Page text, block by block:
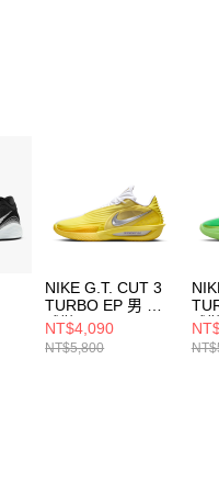
NIKE G.T. CUT 3
TURBO EP 男 籃
球鞋 HV9919500
NT$4,090
NT$5,800
球